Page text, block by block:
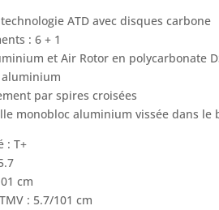
ATD avec disques carbone
: 6 + 1
et Air Rotor en polycarbonate
par spires croisées
monobloc aluminium vissée dans le
: T+
cm
: 5.7/101 cm